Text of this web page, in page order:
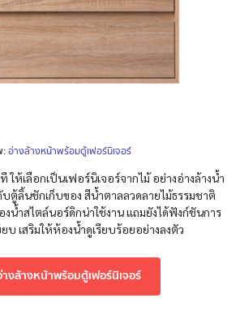
:อ่างล้างหน้าพร้อมตู้เฟอร์นิเจอร์
ให้เลือกเป็นเฟอร์นิเจอร์จากไม้ อย่างอ่างล้างน้ำ
ตู้ลิ้นชักเก็บของ สีน้ำตาลลวดลายไม้ธรรมชาติ
น้ำสไตล์นอร์ดิกน่าใช้งาน แถมยังได้ฟังก์ชันการ
บ เสริมให้ห้องน้ำดูเรียบร้อยอย่างลงตัว
งล้างหน้าพร้อมตู้เฟอร์นิเจอร์